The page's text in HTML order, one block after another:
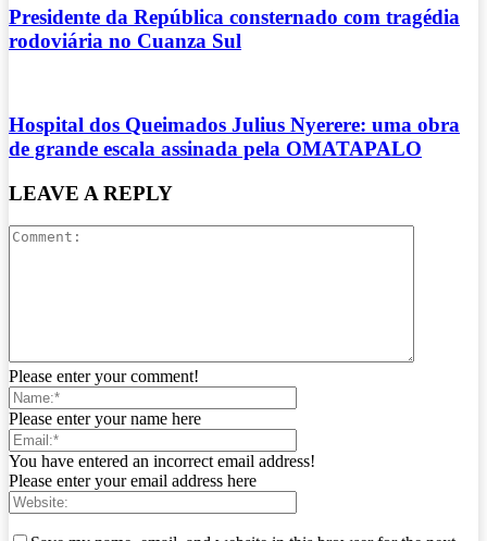
Presidente da República consternado com tragédia
rodoviária no Cuanza Sul
Hospital dos Queimados Julius Nyerere: uma obra
de grande escala assinada pela OMATAPALO
LEAVE A REPLY
Please enter your comment!
Please enter your name here
You have entered an incorrect email address!
Please enter your email address here